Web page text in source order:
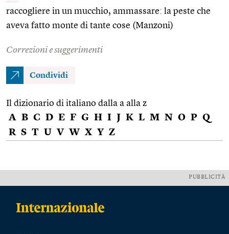
raccogliere in un mucchio, ammassare: la peste che
aveva fatto monte di tante cose (Manzoni)
Correzioni e suggerimenti
Condividi
Il dizionario di italiano dalla a alla z
A B C D E F G H I J K L M N O P Q
R S T U V W X Y Z
PUBBLICITÀ